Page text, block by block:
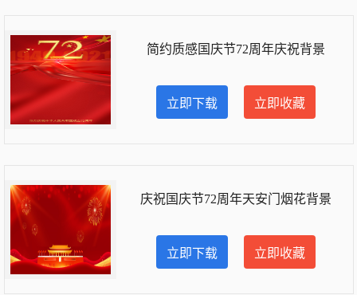
简约质感国庆节72周年庆祝背景
立即下载 立即收藏
庆祝国庆节72周年天安门烟花背景
立即下载 立即收藏